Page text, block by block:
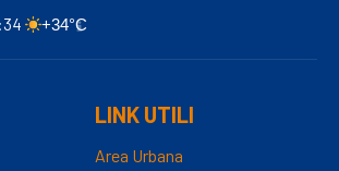
+34°C
LINK UTILI
Area Urbana